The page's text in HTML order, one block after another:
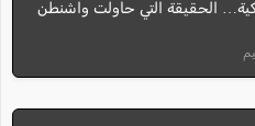
الحقيقة التي حاولت واشنطن